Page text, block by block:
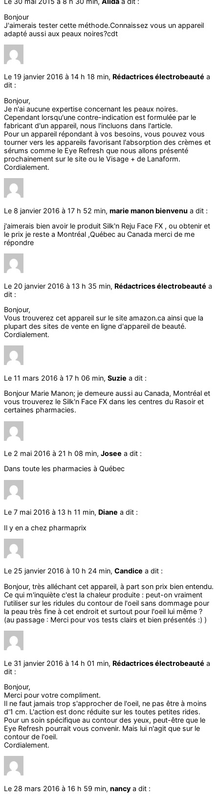
Bonjour
J'aimerais tester cette méthode.Connaissez vous un appareil
adapté aussi aux peaux noires?cdt
Le 19 janvier 2016 à 14 h 18 min, Rédactrices électrobeauté a
dit :
Bonjour,
Je n'ai aucune expertise concernant les peaux noires.
Cependant lorsqu'une contre-indication est formulée par le
fabricant d'un appareil, nous l'incluons dans l'article.
Pour un appareil répondant à vos besoins, vous pouvez vous
tourner vers les appareils favorisant l'absorption des crèmes et
sérums comme le Eye Refresh que nous allons présenté
prochainement sur le site ou le Visage + de Lanaform.
Cordialement.
Le 8 janvier 2016 à 17 h 52 min, marie manon bienvenu a dit :
j'aimerais bien avoir le produit Silk'n Reju Face FX , ou obtenir et
le prix je reste a Montréal ,Québec au Canada merci de me
répondre
Le 20 janvier 2016 à 13 h 35 min, Rédactrices électrobeauté a
dit :
Bonjour,
Vous trouverez cet appareil sur le site amazon.ca ainsi que la
plupart des sites de vente en ligne d'appareil de beauté.
Cordialement.
Le 11 mars 2016 à 17 h 06 min, Suzie a dit :
Bonjour Marie Manon; je demeure aussi au Canada, Montréal et
vous trouverez le Silk'n Face FX dans les centres du Rasoir et
certaines pharmacies.
Le 2 mai 2016 à 21 h 08 min, Josee a dit :
Dans toute les pharmacies à Québec
Le 7 mai 2016 à 13 h 11 min, Diane a dit :
Il y en a chez pharmaprix
Le 25 janvier 2016 à 10 h 24 min, Candice a dit :
Bonjour, très alléchant cet appareil, à part son prix bien entendu.
Ce qui m'inquiète c'est la chaleur produite : peut-on vraiment
l'utiliser sur les ridules du contour de l'oeil sans dommage pour
la peau très fine à cet endroit et surtout pour l'oeil lui même ?
(au passage : Merci pour vos tests clairs et bien présentés :) )
Le 31 janvier 2016 à 14 h 01 min, Rédactrices électrobeauté a
dit :
Bonjour,
Merci pour votre compliment.
Il ne faut jamais trop s'approcher de l'oeil, ne pas être à moins
d'1 cm. L'action est donc réduite sur les toutes petites rides.
Pour un soin spécifique au contour des yeux, peut-être que le
Eye Refresh pourrait vous convenir. Mais lui n'agit que sur le
contour de l'oeil.
Cordialement.
Le 28 mars 2016 à 16 h 59 min, nancy a dit :